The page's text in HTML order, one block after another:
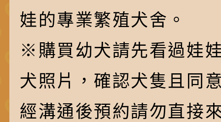
娃的專業繁殖犬舍。
※購買幼犬請先看過娃
犬照片，確認犬隻且同
經溝通後預約請勿直接